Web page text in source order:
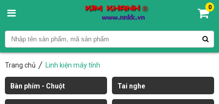
0
Trang chủ Linh kiện máy tính
Bàn phím - Chuột Tai nghe